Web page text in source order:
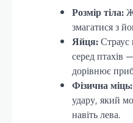
Розмір тіла:
змагатися з
Яйця:Страус
серед
дорівнює
Фізична міць:
удару, який
навіть лева.